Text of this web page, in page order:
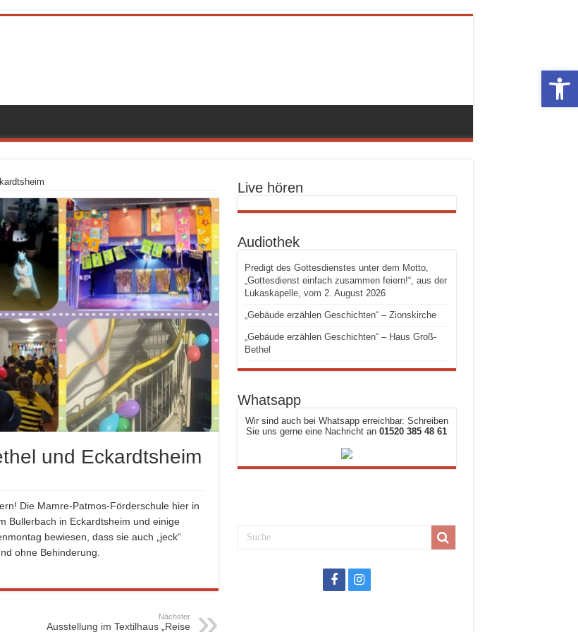
und Eckardtsheim
Die Mamre-Patmos-Förderschule hier in
Bullerbach in Eckardtsheim und einige
bewiesen, dass sie auch „jeck“
ohne Behinderung.
Nächster
Ausstellung im Textilhaus „Reise
Live hören
Audiothek
Predigt des Gottesdienstes unter dem Motto,
„Gottesdienst einfach zusammen feiern!“, aus der
Lukaskapelle, vom 2. August 2026
„Gebäude erzählen Geschichten“ – Zionskirche
„Gebäude erzählen Geschichten“ – Haus Groß-
Bethel
Whatsapp
Wir sind auch bei Whatsapp erreichbar. Schreiben
Sie uns gerne eine Nachricht an 01520 385 48 61